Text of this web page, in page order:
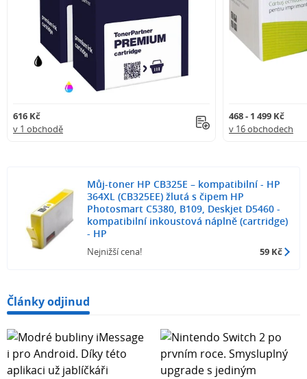
616 Kč
v 1 obchodě
468 - 1 499 Kč
v 16 obchodech
Můj-toner HP CB325E – kompatibilní - HP
364XL (CB325EE) žlutá s čipem HP
Photosmart C5380, B109, Deskjet D5460 -
kompatibilní inkoustová náplně (cartridge)
- HP
Nejnižší cena! 59 Kč
Články odjinud